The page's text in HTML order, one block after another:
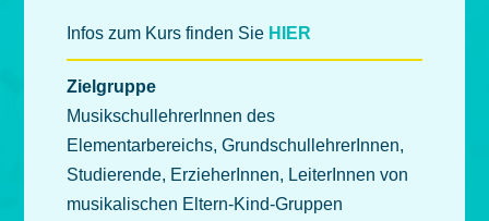
Infos zum Kurs finden Sie HIER
Zielgruppe
MusikschullehrerInnen des
Elementarbereichs, GrundschullehrerInnen,
Studierende, ErzieherInnen, LeiterInnen von
musikalischen Eltern-Kind-Gruppen